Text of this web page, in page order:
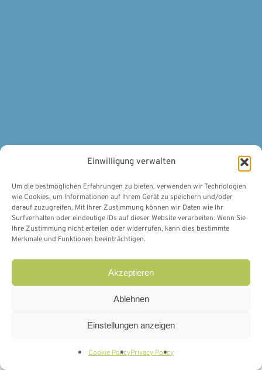
Einwilligung verwalten
Um die bestmöglichen Erfahrungen zu bieten, verwenden wir Technologien
wie Cookies, um Informationen auf Ihrem Gerät zu speichern und/oder
darauf zuzugreifen. Mit Ihrer Zustimmung können wir Daten wie Ihr
Surfverhalten oder eindeutige IDs auf dieser Website verarbeiten. Wenn Sie
Ihre Zustimmung nicht erteilen oder widerrufen, kann dies bestimmte
Merkmale und Funktionen beeinträchtigen.
Akzeptieren
Ablehnen
Einstellungen anzeigen
Cookie PolicyPrivacy Policy